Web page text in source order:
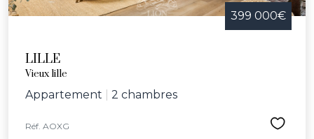
399 000€
LILLE
Vieux lille
Appartement 2 chambres
Réf. AOXG